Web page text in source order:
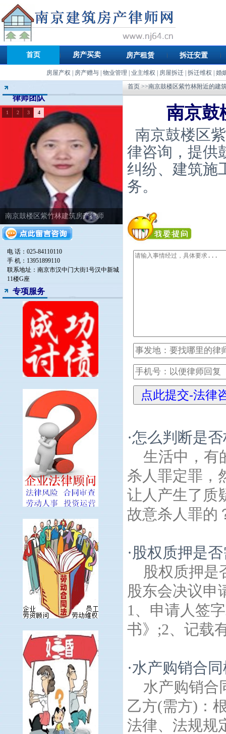
首页 房产买卖 房产租赁 拆迁安置
房屋产权 房产赠与| 物业管理 业主维权 房屋拆迁| 拆迁维权 婚
律师团队
南京鼓楼区紫竹林建筑房产律师
1 2 3 4
电 话：025-84110110
手 机：13951899110
联系地址：南京市汉中门大街1号汉中新城
11楼G座
专项服务
首页 >>南京鼓楼区紫竹林附近的建
南京鼓
南京鼓楼区
律咨询，提供
纠纷、建筑施
务。
·怎么判断是
生活中，有
杀人罪定罪，
让人产生了质
故意杀人罪的
·股权质押是
股权质押是
股东会决议申
1、申请人签
书》;2、记载
·水产购销合
水产购销合
乙方(需方)：
法律、法规规